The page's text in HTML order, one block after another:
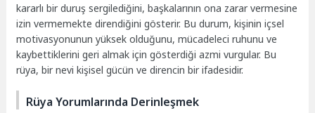
kararlı bir duruş sergilediğini, başkalarının ona zarar vermesine
izin vermemekte direndiğini gösterir. Bu durum, kişinin içsel
motivasyonunun yüksek olduğunu, mücadeleci ruhunu ve
kaybettiklerini geri almak için gösterdiği azmi vurgular. Bu
rüya, bir nevi kişisel gücün ve direncin bir ifadesidir.
Rüya Yorumlarında Derinleşmek